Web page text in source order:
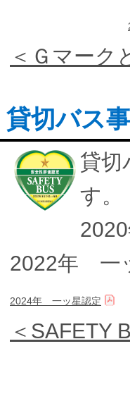
＜Ｇマーク
貸切バス
貸切
す。
2022年 一
2024年 一ッ星認定
＜SAFETY